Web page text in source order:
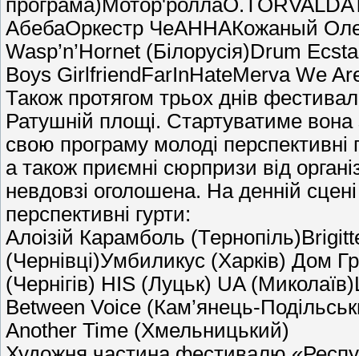
АбебаОркестр ЧеАННАКожаный
Wasp’n’Hornet (Білорусія)Drum
Boys GirlfriendFarInHateMerva We
Також протягом трьох днів
Ратушній площі. Стартуватиме
свою програму молоді перспективні
а також приємні сюрпризи від
невдовзі оголошена. На денній
перспективні гурти:
Алоізій Карамболь
(Чернівці)Умбиликус (Харків) Дом
(Чернігів) HIS (Луцьк) UA
Between Voice (Кам’янець-
Another Time (Хмельницький)